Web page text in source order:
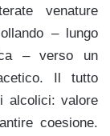
venature
– lungo
– verso un
Il tutto
alcolici: valore
coesione.